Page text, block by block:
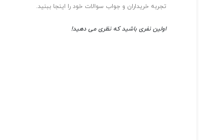
تجربه خریداران و جواب سوالات خود را اینجا ببنید.
اولین نفری باشید که نظری می دهید!